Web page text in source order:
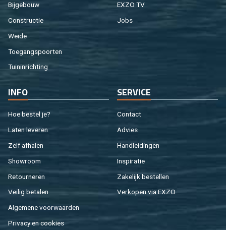
Bij­ge­bouw
Con­struc­tie
Weide
Toe­gangs­poor­ten
Tuin­in­rich­ting
EXZO TV
Jobs
INFO
Hoe be­stel je?
Laten le­ve­ren
Zelf af­ha­len
Show­room
Re­tour­ne­ren
Vei­lig be­ta­len
Al­ge­me­ne voor­waar­den
Pri­va­cy en coo­kies
SER­VI­CE
Con­tact
Ad­vies
Hand­lei­din­gen
In­spi­ra­tie
Za­ke­lijk be­stel­len
Ver­ko­pen via EXZO